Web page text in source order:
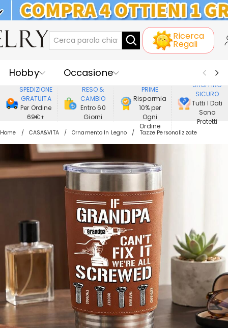
KLARNA: PAGAMENTO A RATE SENZA
INTERESSI
Ricerca
Regali
Hobby
Occasione
Ricevente
Best Seller
Nuovi
Gioielli
Casa&Vita
Abbigliamento
SPEDIZIONE
GRATUITA
Per Ordine
69€+
RESO &
CAMBIO
Entro 60
Giorni
PRIME
Risparmia
10% per
Ogni
Ordine
SHOPPING
SICURO
Tutti I Dati
Sono
Protetti
Home CASA&VITA Ornamento In Legno Tazze Personalizzate